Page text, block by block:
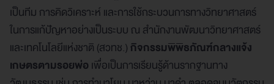
เป็นทีม การคิดวิเคราะห์ และการใช้กระบวนการทางวิทยาศาสตร์
ในการแก้ปัญหาอย่างเป็นระบบ ณ สำนักงานพัฒนาวิทยาศาสตร์
และเทคโนโลยีแห่งชาติ (สวทช.) กิจกรรมพิพิธภัณฑ์กลางแจ้ง
เกษตรตามรอยพ่อ เพื่อเป็นการเรียนรู้ด้านรากฐานทาง